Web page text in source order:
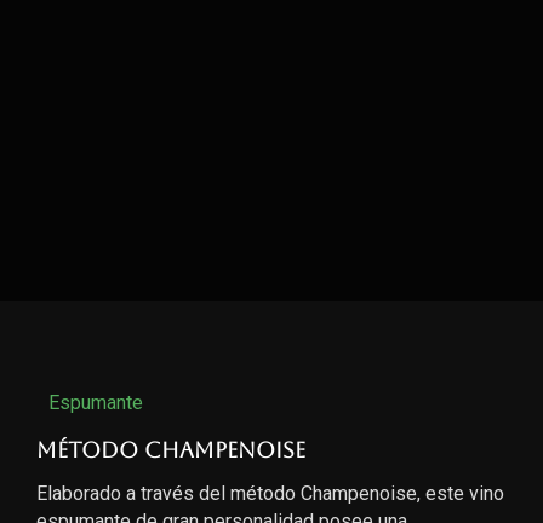
Espumante
Método Champenoise
Elaborado a través del método Champenoise, este vino